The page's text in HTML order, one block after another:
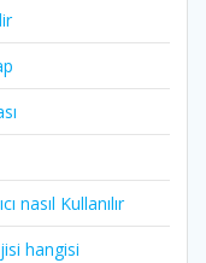
nasıl Kullanılır
hangisi